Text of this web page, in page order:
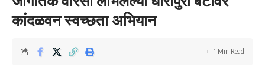
कांदळवन स्वच्छता अभियान
1 Min Read